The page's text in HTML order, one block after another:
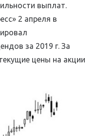
выплат.
2 апреля в
за 2019 г. За
цены на акции